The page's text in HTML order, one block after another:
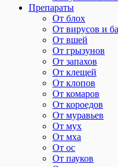
Препараты
От блох
От вирусов и
От вшей
От грызунов
От запахов
От клещей
От клопов
От комаров
От короедов
От муравьев
От мух
От мха
От ос
От пауков